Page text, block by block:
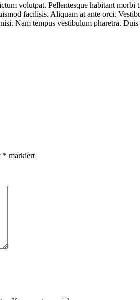
volutpat. Pellentesque habitant morbi
facilisis. Aliquam at ante orci.
Nam tempus vestibulum pharetra.
* markiert